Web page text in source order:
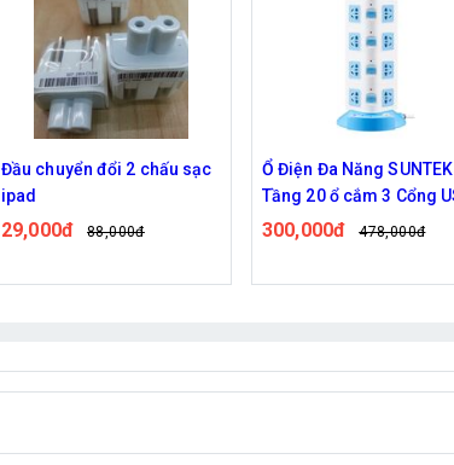
Ổ Điện Đa Năng SUNTEK 5
Tầng 20 ổ cắm 3 Cổng USB,
Dây 1,5m, Chống Giật
300,000đ 478,000đ
Vỉ 16 Nẹp Dây Điện LỚN
Tường Móc Treo Kẹp Cố
Định Dây Cáp Lớn (TV, Tủ
15,000đ 19,000đ